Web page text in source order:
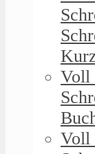
Voll
Voll